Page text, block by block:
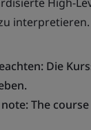
interpretieren.
Die
note: The